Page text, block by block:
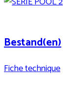
Bestand(en)
Fiche technique